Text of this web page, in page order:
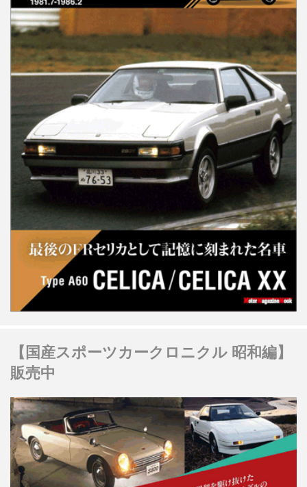
【国産スポーツカークロニクル 昭和編】
販売中